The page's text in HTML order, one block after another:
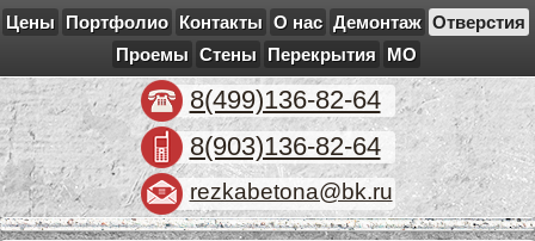
Цены Портфолио Контакты О нас Демонтаж Отверстия
Проемы Стены Перекрытия МО
8(499)136-82-64
8(903)136-82-64
rezkabetona@bk.ru